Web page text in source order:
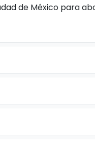
de México para